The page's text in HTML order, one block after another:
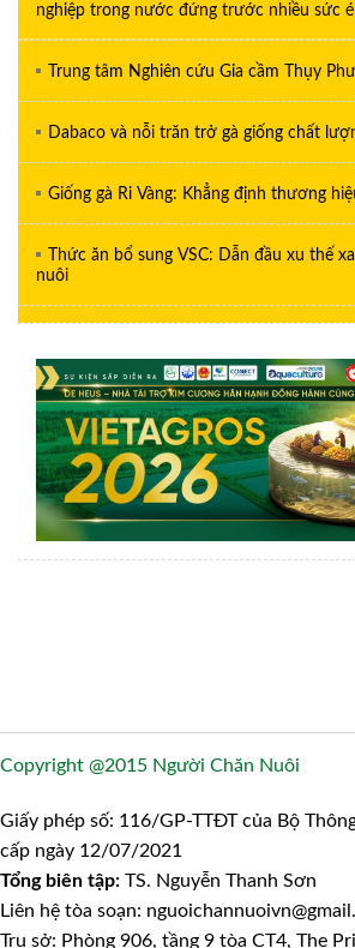
nghiệp trong nước đứng trước nhiều sức
Trung tâm Nghiên cứu Gia cầm Thụy
Dabaco và nỗi trăn trở gà giống chất
Giống gà Ri Vàng: Khẳng định thương
Thức ăn bổ sung VSC: Dẫn đầu xu thế
nuôi
Copyright @2015 Người Chăn Nuôi
Giấy phép số: 116/GP-TTĐT của Bộ
cấp ngày 12/07/2021
Tổng biên tập: TS. Nguyễn Thanh Sơn
Liên hệ tòa soạn:
Trụ sở: Phòng 906, tầng 9 tòa CT4, The